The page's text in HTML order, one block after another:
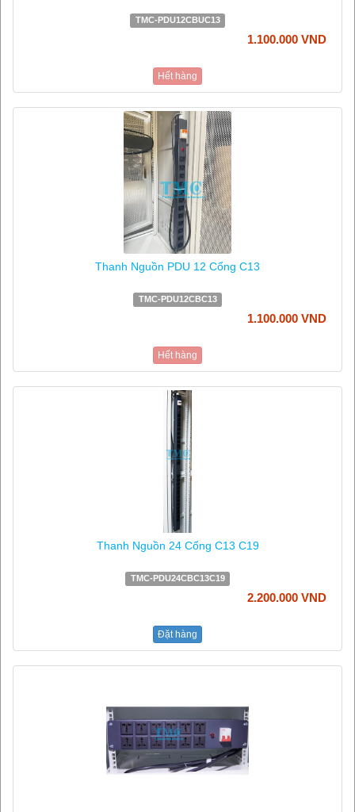
TMC-PDU12CBUC13
1.100.000 VND
Hết hàng
Thanh Nguồn PDU 12 Cổng C13
TMC-PDU12CBC13
1.100.000 VND
Hết hàng
Thanh Nguồn 24 Cổng C13 C19
TMC-PDU24CBC13C19
2.200.000 VND
Đặt hàng